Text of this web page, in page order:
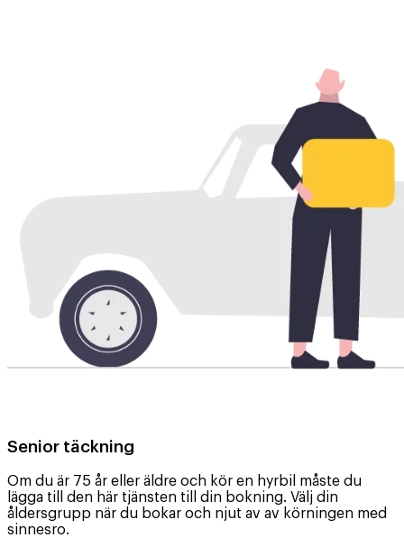
Senior täckning
Om du är 75 år eller äldre och kör en hyrbil måste du
lägga till den här tjänsten till din bokning. Välj din
åldersgrupp när du bokar och njut av av körningen med
sinnesro.